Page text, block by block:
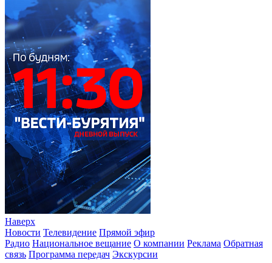
Наверх
Новости Телевидение Прямой эфир
Радио Национальное вещание О компании Реклама Обратная
связь Программа передач Экскурсии